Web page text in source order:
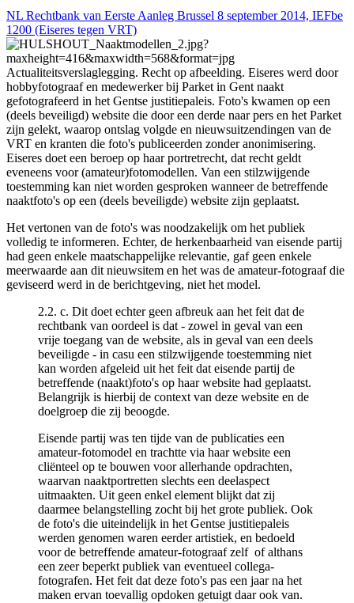
NL Rechtbank van Eerste Aanleg Brussel 8 september 2014, IEFbe
1200 (Eiseres tegen VRT)
Actualiteitsverslaglegging. Recht op afbeelding. Eiseres werd door
hobbyfotograaf en medewerker bij Parket in Gent naakt
gefotografeerd in het Gentse justitiepaleis. Foto's kwamen op een
(deels beveiligd) website die door een derde naar pers en het Parket
zijn gelekt, waarop ontslag volgde en nieuwsuitzendingen van de
VRT en kranten die foto's publiceerden zonder anonimisering.
Eiseres doet een beroep op haar portretrecht, dat recht geldt
eveneens voor (amateur)fotomodellen. Van een stilzwijgende
toestemming kan niet worden gesproken wanneer de betreffende
naaktfoto's op een (deels beveiligde) website zijn geplaatst.
Het vertonen van de foto's was noodzakelijk om het publiek
volledig te informeren. Echter, de herkenbaarheid van eisende partij
had geen enkele maatschappelijke relevantie, gaf geen enkele
meerwaarde aan dit nieuwsitem en het was de amateur-fotograaf die
geviseerd werd in de berichtgeving, niet het model.
2.2. c. Dit doet echter geen afbreuk aan het feit dat de
rechtbank van oordeel is dat - zowel in geval van een
vrije toegang van de website, als in geval van een deels
beveiligde - in casu een stilzwijgende toestemming niet
kan worden afgeleid uit het feit dat eisende partij de
betreffende (naakt)foto's op haar website had geplaatst.
Belangrijk is hierbij de context van deze website en de
doelgroep die zij beoogde.
Eisende partij was ten tijde van de publicaties een
amateur-fotomodel en trachtte via haar website een
cliënteel op te bouwen voor allerhande opdrachten,
waarvan naaktportretten slechts een deelaspect
uitmaakten. Uit geen enkel element blijkt dat zij
daarmee belangstelling zocht bij het grote publiek. Ook
de foto's die uiteindelijk in het Gentse justitiepaleis
werden genomen waren eerder artistiek, en bedoeld
voor de betreffende amateur-fotograaf zelf of althans
een zeer beperkt publiek van eventueel collega-
fotografen. Het feit dat deze foto's pas een jaar na het
maken ervan toevallig opdoken getuigt daar ook van.